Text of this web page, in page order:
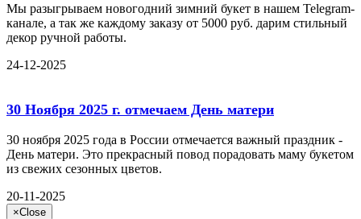
Мы разыгрываем новогодний зимний букет в нашем Telegram-
канале, а так же каждому заказу от 5000 руб. дарим стильный
декор ручной работы.
24-12-2025
30 Ноября 2025 г. отмечаем День матери
30 ноября 2025 года в России отмечается важный праздник -
День матери. Это прекрасный повод порадовать маму букетом
из свежих сезонных цветов.
20-11-2025
×Close